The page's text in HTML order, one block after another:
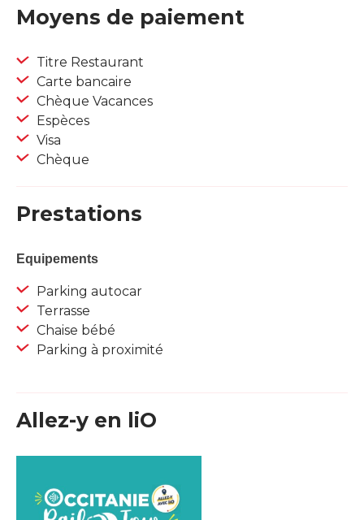
Moyens de paiement
Titre Restaurant
Carte bancaire
Chèque Vacances
Espèces
Visa
Chèque
Prestations
Equipements
Parking autocar
Terrasse
Chaise bébé
Parking à proximité
Allez-y en liO